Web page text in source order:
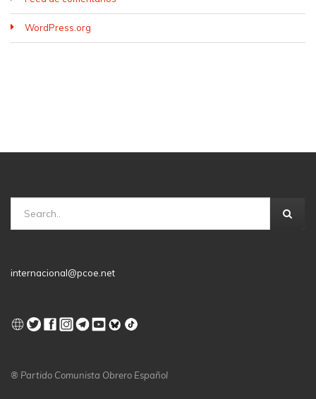
WordPress.org
internacional@pcoe.net
® Partido Comunista Obrero Español